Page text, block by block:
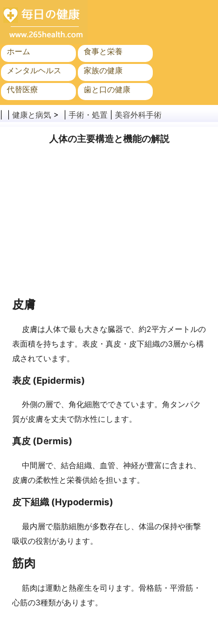
ホーム
食事と栄養
メンタルヘルス
家族の健康
代替医療
歯と口の健康
がん
公衆衛生
健康と病気 > | 手術・処置 美容外科手術
人体の主要構造と機能の解説
皮膚
皮膚は人体で最も大きな臓器で、約2平方メートルの
表面積を持ちます。表皮・真皮・皮下組織の3層から構
成されています。
表皮 (Epidermis)
外側の層で、角化細胞でできています。角タンパク
質が皮膚を丈夫で防水性にします。
真皮 (Dermis)
中間層で、結合組織、血管、神経が豊富に含まれ、
皮膚の柔軟性と栄養供給を担います。
皮下組織 (Hypodermis)
最内層で脂肪細胞が多数存在し、体温の保持や衝撃
吸収の役割があります。
筋肉
筋肉は運動と熱産生を司ります。骨格筋・平滑筋・
心筋の3種類があります。